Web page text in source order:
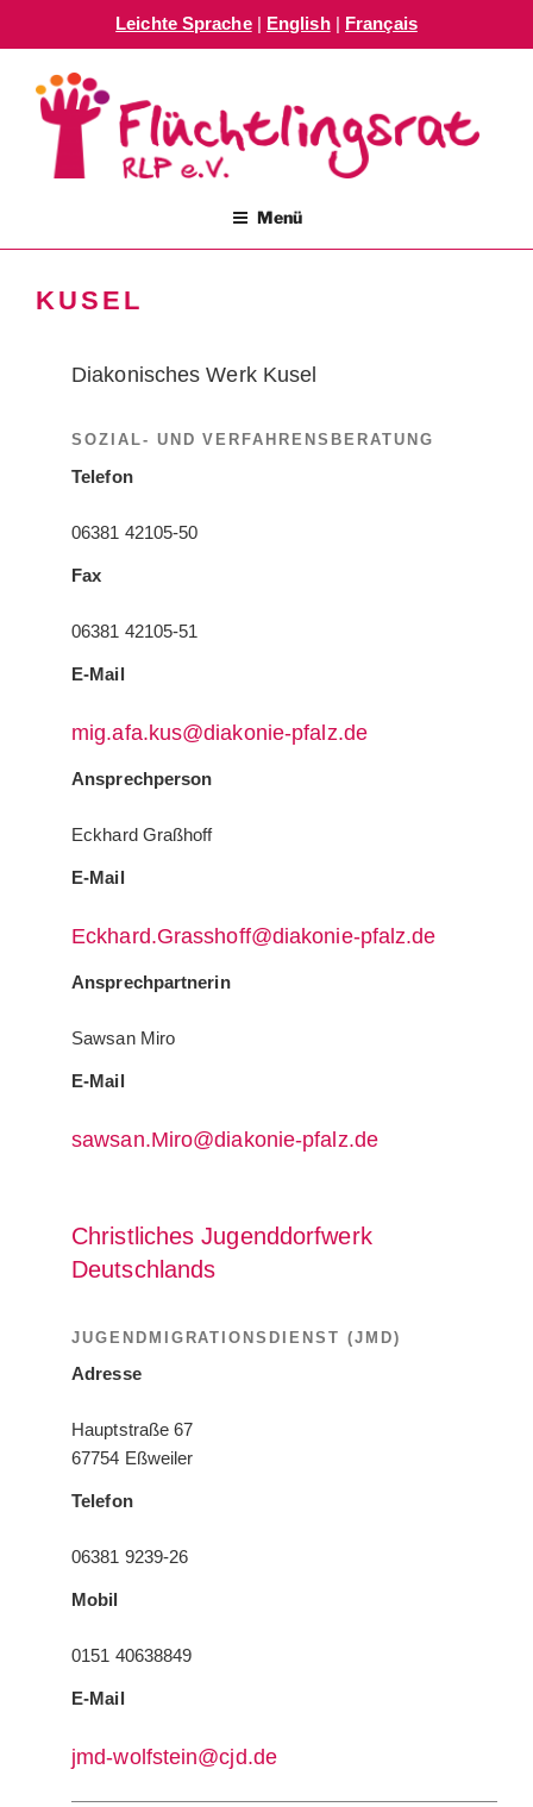
Leichte Sprache| English| Français
Inhalt
springen
FLÜCHTLINGSRAT RLP E.V.
Menü
KUSEL
Diakonisches Werk Kusel
SOZIAL- UND VERFAHRENSBERATUNG
Telefon
06381 42105-50
Fax
06381 42105-51
E-Mail
mig.afa.kus@diakonie-pfalz.de
Ansprechperson
Eckhard Graßhoff
E-Mail
Eckhard.Grasshoff@diakonie-pfalz.de
Ansprechpartnerin
Sawsan Miro
E-Mail
sawsan.Miro@diakonie-pfalz.de
Christliches Jugenddorfwerk
Deutschlands
JUGENDMIGRATIONSDIENST (JMD)
Adresse
Hauptstraße 67
67754 Eßweiler
Telefon
06381 9239-26
Mobil
0151 40638849
E-Mail
jmd-wolfstein@cjd.de